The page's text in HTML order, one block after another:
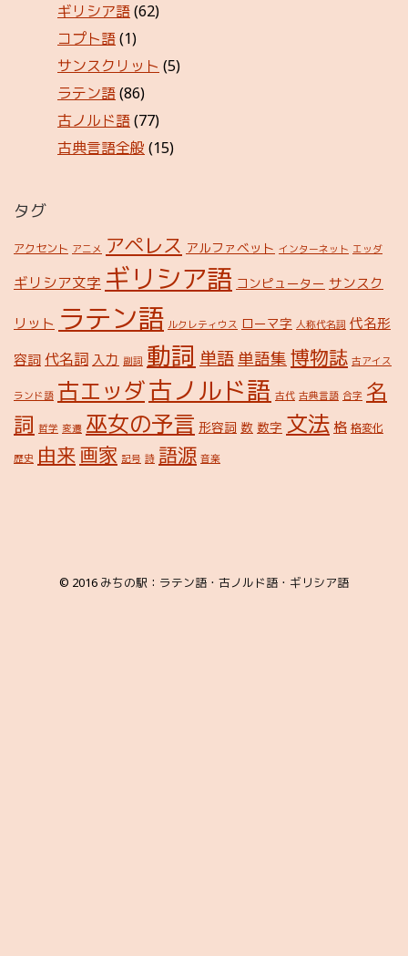
ギリシア語(62)
コプト語(1)
サンスクリット (5)
ラテン語(86)
古ノルド語(77)
古典言語全般 (15)
タグ
アクセント アニメ アペレス アルファベット インターネット エッダ
ギリシア文字 ギリシア語 コンピューター サンスク
リット ラテン語 ルクレティウス ローマ字 人称代名詞 代名形
容詞 代名詞 入力 副詞 動詞 単語単語集 博物誌 古アイス
ランド語 古エッダ古ノルド語 古代 古典言語 合字 名
詞 哲学 変遷 巫女の予言 形容詞 数 数字 文法 格 格変化
歴史 由来画家 記号 詩 語源 音楽
© 2016 みちの駅：ラテン語・古ノルド語・ギリシア語